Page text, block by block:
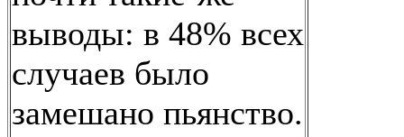
выводы: в 48% всех
случаев было
замешано пьянство.